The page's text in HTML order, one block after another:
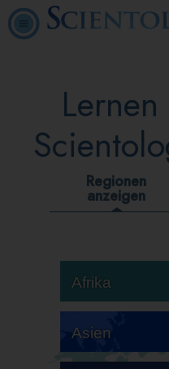
Regionen
anzeigen
Afrika
Asien